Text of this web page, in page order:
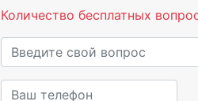
Количество бесплатных